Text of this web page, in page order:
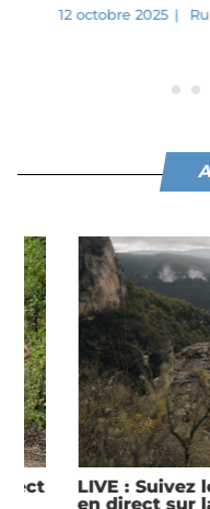
12 octobre 2025 |
LIVE : Suivez le
en direct sur la